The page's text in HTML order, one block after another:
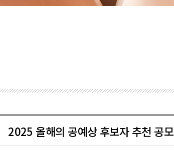
2025 올해의 공예상 후보자 추천 공모